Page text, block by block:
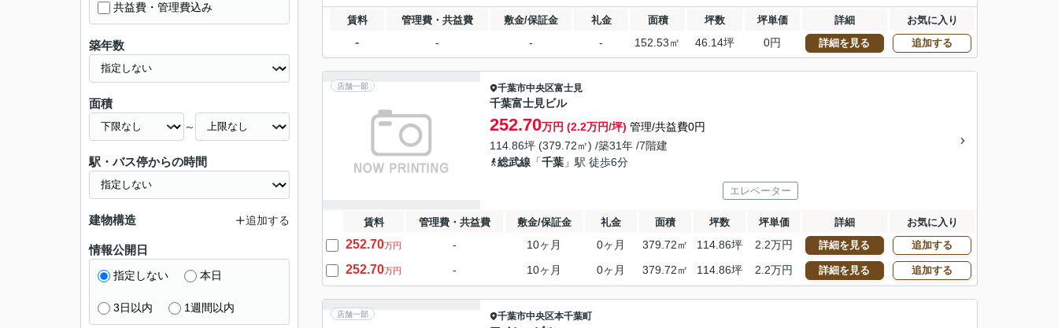
賃料 管理費・共益費 敷金/保証金 礼金 面積 坪数 坪単価 詳細 お気に入り
- - - - 152.53㎡ 46.14坪 0円 詳細を見る 追加する
店舗一部 千葉市中央区富士見
千葉富士見ビル
252.70万円 (2.2万円/坪) 管理/共益費0円
114.86坪 (379.72㎡) /築31年 /7階建
総武線 「千葉 」駅 徒歩6分
エレベーター
賃料 管理費・共益費 敷金/保証金 礼金 面積 坪数 坪単価 詳細 お気に入り
252.70万円 - 10ヶ月 0ヶ月 379.72㎡ 114.86坪 2.2万円 詳細を見る 追加する
252.70万円 - 10ヶ月 0ヶ月 379.72㎡ 114.86坪 2.2万円 詳細を見る 追加する
店舗一部 千葉市中央区本千葉町
共益費・管理費込み
築年数
面積
～
駅・バス停からの時間
建物構造 追加する
情報公開日
指定しない 本日
3日以内 1週間以内